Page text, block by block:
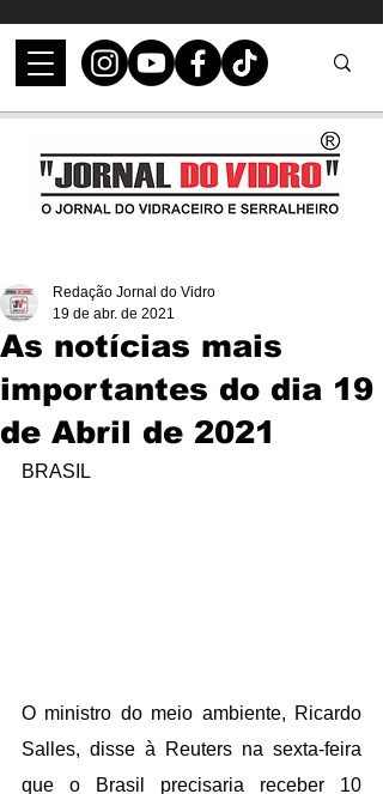
As notícias mais
importantes do dia 19
de Abril de 2021
Redação Jornal do Vidro
19 de abr. de 2021
BRASIL
O ministro do meio ambiente, Ricardo
Salles, disse à Reuters na sexta-feira
que o Brasil precisaria receber 10